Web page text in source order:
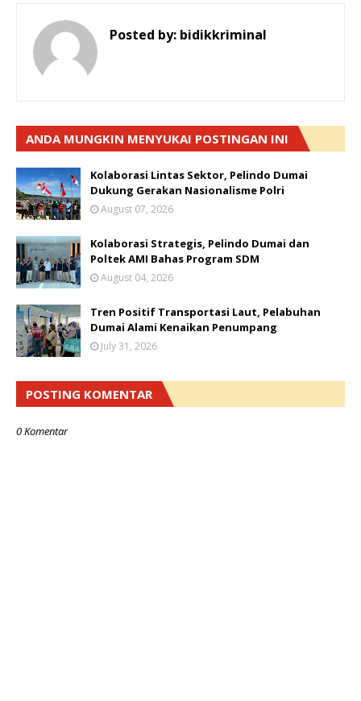
Posted by: bidikkriminal
ANDA MUNGKIN MENYUKAI POSTINGAN INI
Kolaborasi Lintas Sektor, Pelindo Dumai
Dukung Gerakan Nasionalisme Polri
August 07, 2026
Kolaborasi Strategis, Pelindo Dumai dan
Poltek AMI Bahas Program SDM
August 04, 2026
Tren Positif Transportasi Laut, Pelabuhan
Dumai Alami Kenaikan Penumpang
July 31, 2026
POSTING KOMENTAR
0 Komentar